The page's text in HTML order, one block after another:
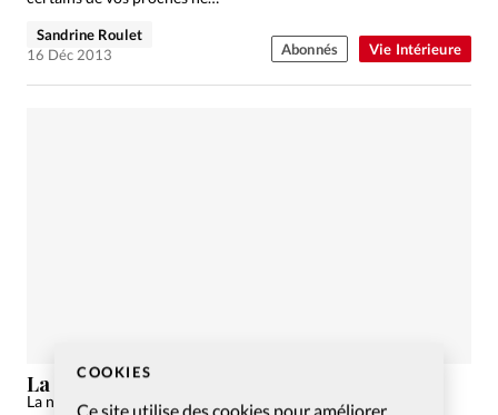
COOKIES
Ce site utilise des cookies pour améliorer
Vie Intérieure
Sandrine Roulet
16 Déc 2013
Abonnés
La repentance, parent pauvre de la piété
La notion biblique de repentance n’est plus guère à la mode